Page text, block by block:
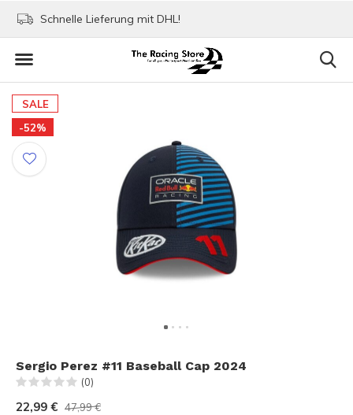
Schnelle Lieferung mit DHL!
SALE
-52%
Sergio Perez #11 Baseball Cap 2024
(0)
22,99 € 47,99 €